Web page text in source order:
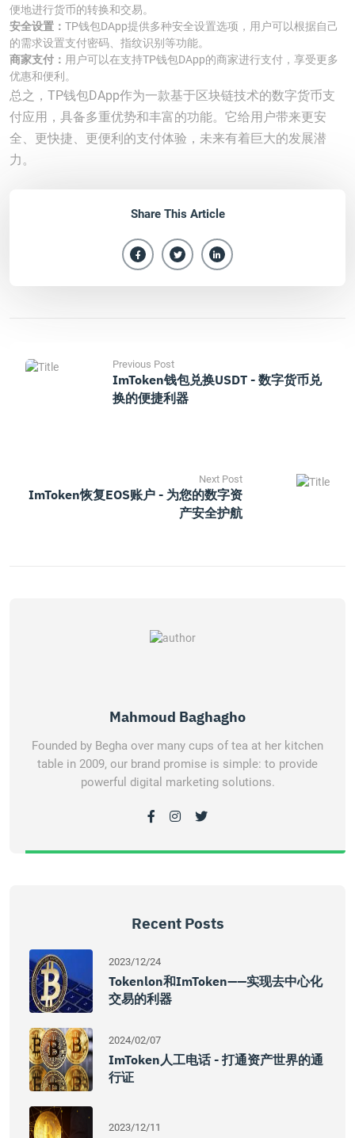
便地进行货币的转换和交易。
安全设置： TP钱包DApp提供多种安全设置选项，用户可以根据自己
的需求设置支付密码、指纹识别等功能。
商家支付： 用户可以在支持TP钱包DApp的商家进行支付，享受更多
优惠和便利。
总之，TP钱包DApp作为一款基于区块链技术的数字货币支
付应用，具备多重优势和丰富的功能。它给用户带来更安
全、更快捷、更便利的支付体验，未来有着巨大的发展潜
力。
Share This Article
Previous Post
ImToken钱包兑换USDT - 数字货币兑
换的便捷利器
Next Post
ImToken恢复EOS账户 - 为您的数字资
产安全护航
Mahmoud Baghagho
Founded by Begha over many cups of tea at her kitchen
table in 2009, our brand promise is simple: to provide
powerful digital marketing solutions.
Recent Posts
2023/12/24
Tokenlon和imToken——实现去中心化
交易的利器
2024/02/07
ImToken人工电话 - 打通资产世界的通
行证
2023/12/11